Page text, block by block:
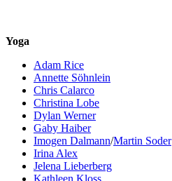
Yoga
Adam Rice
Annette Söhnlein
Chris Calarco
Christina Lobe
Dylan Werner
Gaby Haiber
Imogen Dalmann/Martin Soder
Irina Alex
Jelena Lieberberg
Kathleen Kloss